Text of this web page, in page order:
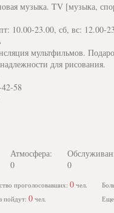
музыка. TV [музыка,
10.00-23.00, сб, вс: 12.00-
мультфильмов.
для рисования.
58
Атмосфера:
0
0
проголосовавших: 0 чел.
пойдут: 0 чел.